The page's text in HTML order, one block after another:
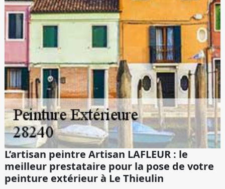
L’artisan peintre Artisan LAFLEUR : le
meilleur prestataire pour la pose de votre
peinture extérieur à Le Thieulin